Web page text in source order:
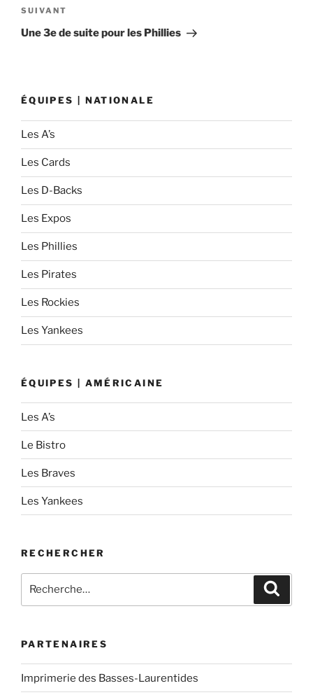
Article
suivant
SUIVANT
Une 3e de suite pour les Phillies
ÉQUIPES | NATIONALE
Les A’s
Les Cards
Les D-Backs
Les Expos
Les Phillies
Les Pirates
Les Rockies
Les Yankees
ÉQUIPES | AMÉRICAINE
Les A’s
Le Bistro
Les Braves
Les Yankees
RECHERCHER
pour
PARTENAIRES
Imprimerie des Basses-Laurentides